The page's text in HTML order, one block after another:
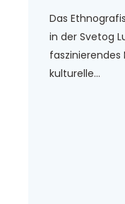
Das
in der Svetog
faszinierendes
kulturelle...